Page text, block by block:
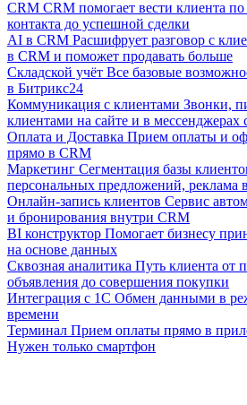
CRM CRM помогает вести клиента
контакта до успешной сделки
AI в CRM Расшифрует разговор с
в CRM и поможет продавать больше
Складской учёт Все базовые
в Битрикс24
Коммуникация с клиентами Звонки,
клиентами на сайте и в мессенджерах
Оплата и Доставка Прием оплаты и
прямо в CRM
Маркетинг Сегментация базы
персональных предложений, реклама
Онлайн-запись клиентов Сервис
и бронирования внутри CRM
BI конструктор Помогает бизнесу
на основе данных
Сквозная аналитика Путь клиента от
объявления до совершения покупки
Интеграция с 1С Обмен данными в
времени
Терминал Прием оплаты прямо в
Нужен только смартфон